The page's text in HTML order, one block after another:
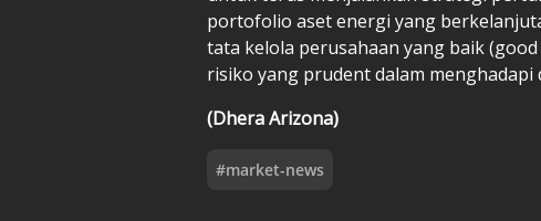
portofolio aset energi yang
tata kelola perusahaan yang baik
risiko yang prudent dalam
(Dhera Arizona)
#market-news